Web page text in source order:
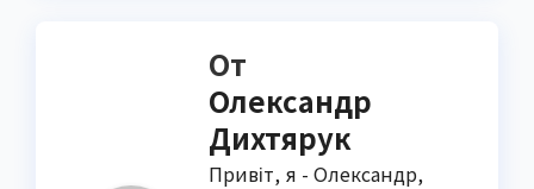
От
Олександр
Дихтярук
Привіт, я - Олександр,